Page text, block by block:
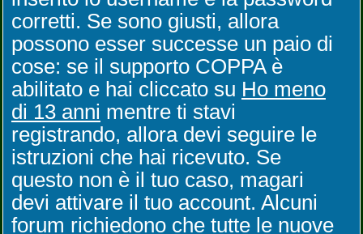
corretti. Se sono giusti, allora
possono esser successe un paio di
cose: se il supporto COPPA è
abilitato e hai cliccato su Ho meno
di 13 anni mentre ti stavi
registrando, allora devi seguire le
istruzioni che hai ricevuto. Se
questo non è il tuo caso, magari
devi attivare il tuo account. Alcuni
forum richiedono che tutte le nuove